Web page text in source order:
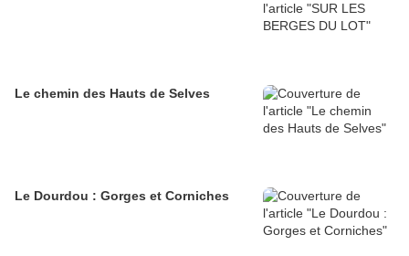
Le chemin des Hauts de Selves
Le Dourdou : Gorges et Corniches